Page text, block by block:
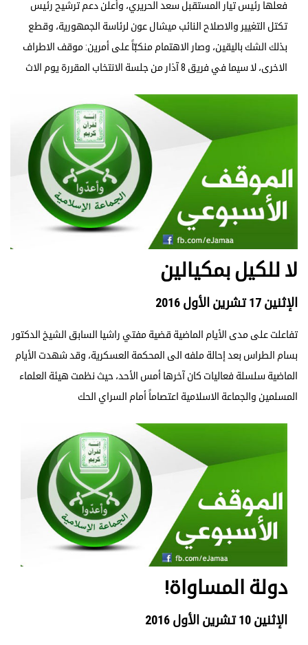
فعلها رئيس تيار المستقبل سعد الحريري، وأعلن دعم ترشيح رئيس
تكتل التغيير والاصلاح النائب ميشال عون لرئاسة الجمهورية، وقطع
بذلك الشك باليقين، وصار الاهتمام منكبّاً على أمرين: موقف الاطراف
الاخرى، لا سيما في فريق 8 آذار من جلسة الانتخاب المقررة يوم الاث
لا للكيل بمكيالين
الإثنين 17 تشرين الأول 2016
تفاعلت على مدى الأيام الماضية قضية مفتي راشيا السابق الشيخ الدكتور
بسام الطراس بعد إحالة ملفه الى المحكمة العسكرية، وقد شهدت الأيام
الماضية سلسلة فعاليات كان آخرها أمس الأحد، حيث نظمت هيئة العلماء
المسلمين والجماعة الاسلامية اعتصاماً أمام السراي الحك
دولة المساواة!
الإثنين 10 تشرين الأول 2016